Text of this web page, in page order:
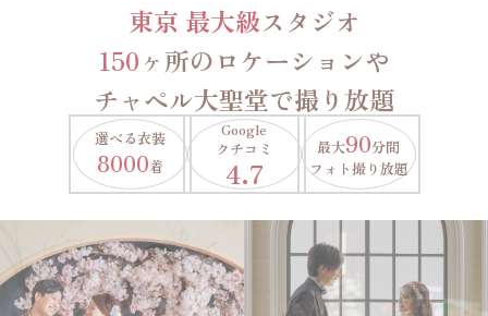
東京 最大級スタジオ
150ヶ所のロケーションや
チャペル大聖堂で撮り放題
選べる衣装
8000着
Google
クチコミ
4.7
最大90分間
フォト撮り放題